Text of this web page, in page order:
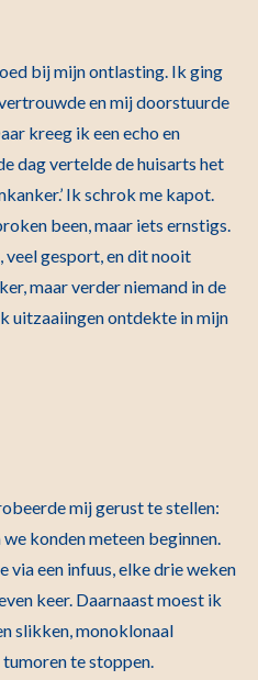
bij mijn ontlasting. Ik ging
en mij doorstuurde
kreeg ik een echo en
dag vertelde de huisarts het
Ik schrok me kapot.
been, maar iets ernstigs.
veel gesport, en dit nooit
maar verder niemand in de
uitzaaiingen ontdekte in mijn
mij gerust te stellen:
konden meteen beginnen.
via een infuus, elke drie weken
keer. Daarnaast moest ik
slikken, monoklonaal
te stoppen.